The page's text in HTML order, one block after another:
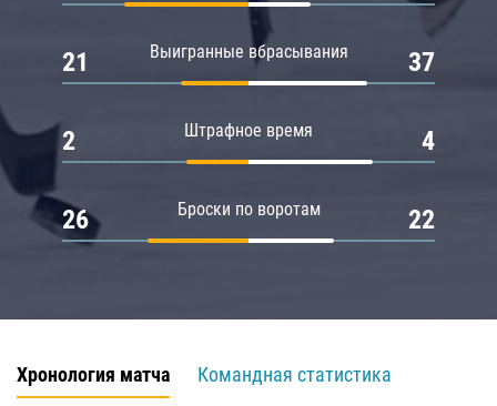
Выигранные вбрасывания
21 37
Штрафное время
2 4
Броски по воротам
26 22
Хронология матча
Командная статистика